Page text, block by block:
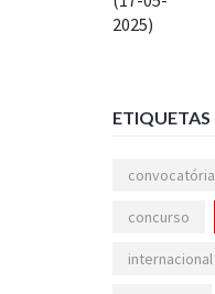
ETIQUETAS
convocatória
concurso
internacional